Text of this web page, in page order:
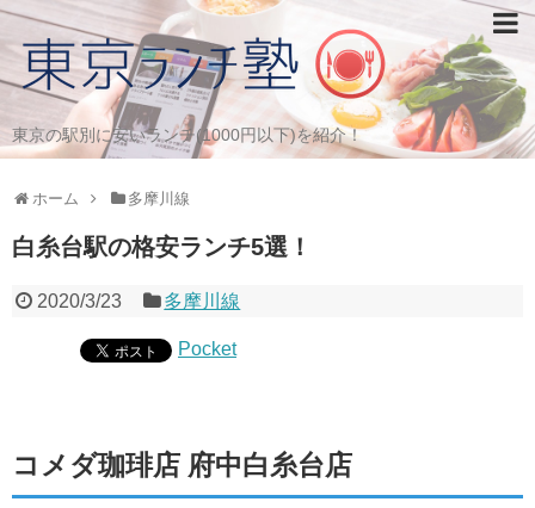
東京の駅別に安いランチ(1000円以下)を紹介！
ホーム 多摩川線
白糸台駅の格安ランチ5選！
2020/3/23 多摩川線
Pocket
コメダ珈琲店 府中白糸台店